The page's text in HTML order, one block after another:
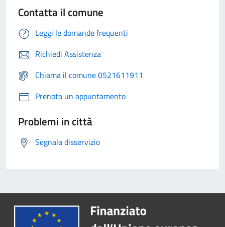
Contatta il comune
Leggi le domande frequenti
Richiedi Assistenza
Chiama il comune 0521611911
Prenota un appuntamento
Problemi in città
Segnala disservizio